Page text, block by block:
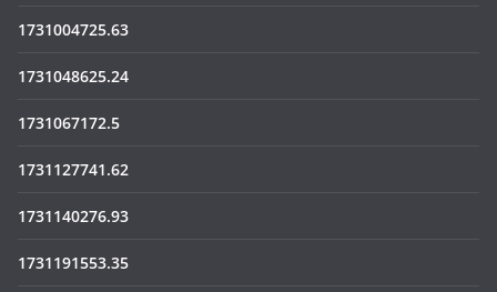
1731004725.63
1731048625.24
1731067172.5
1731127741.62
1731140276.93
1731191553.35